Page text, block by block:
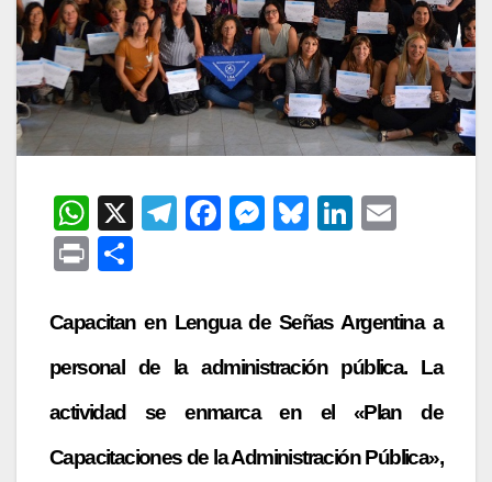
W
h
at
s
A
p
p
X
T
gr
a
m
F
e
b
o
o
k
M
s
e
n
g
er
Bl
s
k
y
Li
e
dI
n
P
nt m
p
tir
Capacitan en Lengua de Señas Argentina a
personal de la administración pública. La
actividad se enmarca en el «Plan de
Capacitaciones de la Administración Pública»,